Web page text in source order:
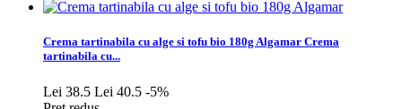
Crema tartinabila cu alge si tofu bio 180g Algamar Crema
tartinabila cu...
Lei 38.5 Lei 40.5 -5%